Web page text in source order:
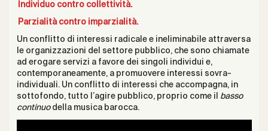
Individuo contro collettività.
Parzialità contro imparzialità.
Un conflitto di interessi radicale e ineliminabile attraversa
le organizzazioni del settore pubblico, che sono chiamate
ad erogare servizi a favore dei singoli individui e,
contemporaneamente, a promuovere interessi sovra-
individuali. Un conflitto di interessi che accompagna, in
sottofondo, tutto l’agire pubblico, proprio come il
basso
continuo della musica barocca.